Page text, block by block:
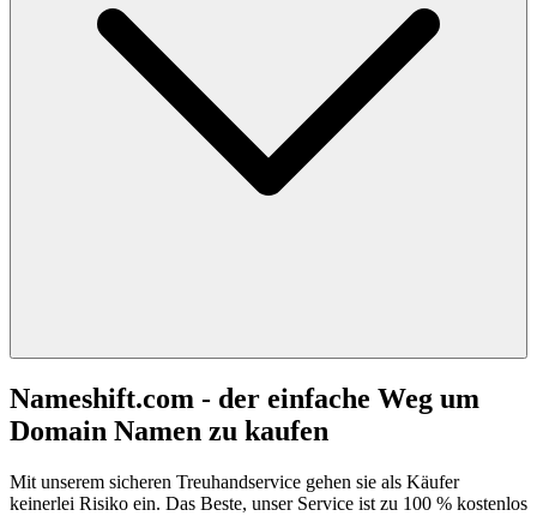
Nameshift.com - der einfache Weg um
Domain Namen zu kaufen
Mit unserem sicheren Treuhandservice gehen sie als Käufer
keinerlei Risiko ein. Das Beste, unser Service ist zu 100 % kostenlos